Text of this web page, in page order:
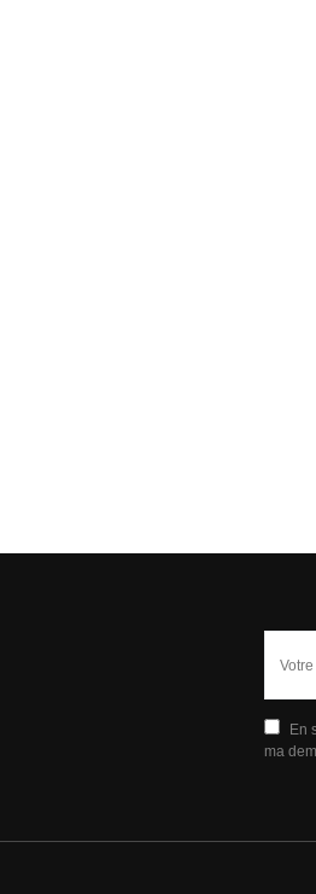
En
ma